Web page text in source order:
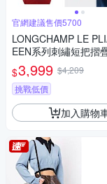
官網建議售價5700
LONGCHAMP LE
EEN系列刺繡短把摺
(中/多色選)
$3,999 $4,209
挑戰低價
加入購物